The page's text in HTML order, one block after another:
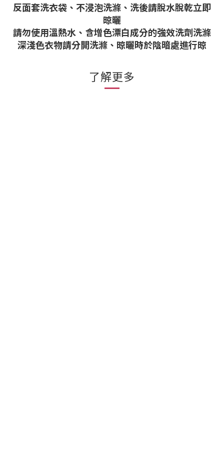
反面套洗衣袋、不浸泡洗滌、洗後請脫水脫乾立即
晾曬
請勿使用溫熱水、含增色漂白成分的強效洗劑洗滌
深淺色衣物請分開洗滌、晾曬時於陰暗處進行晾
了解更多